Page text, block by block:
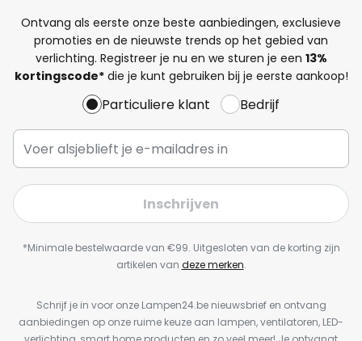
Ontvang als eerste onze beste aanbiedingen, exclusieve
promoties en de nieuwste trends op het gebied van
verlichting. Registreer je nu en we sturen je een 13%
kortingscode*die je kunt gebruiken bij je eerste aankoop!
Particuliere klant Bedrijf
Inschrijven
*Minimale bestelwaarde van €99. Uitgesloten van de korting zijn
artikelen van deze merken.
Schrijf je in voor onze Lampen24.be nieuwsbrief en ontvang
aanbiedingen op onze ruime keuze aan lampen, ventilatoren, LED-